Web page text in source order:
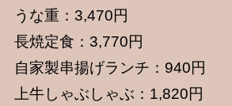
うな重：3,470円
長焼定食：3,770円
自家製串揚げランチ：940円
上牛しゃぶしゃぶ：1,820円